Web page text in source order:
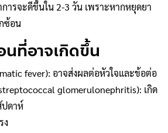
ารจะดีขึ้นใน 2-3 วัน เพราะหากหยุดยา
ซ้อน
นที่อาจเกิดขึ้น
fever): อาจส่งผลต่อหัวใจและข้อต่อ
glomerulonephritis): เกิด
ปดาห์
ง